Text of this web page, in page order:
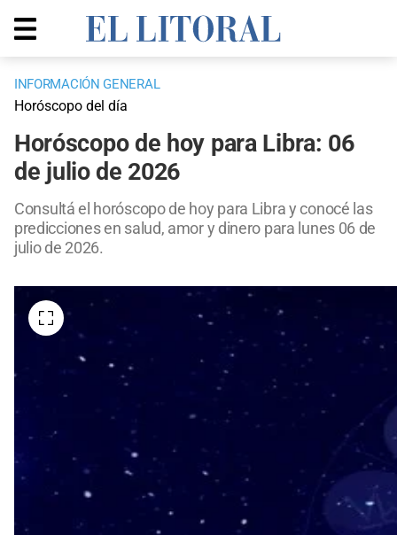
INFORMACIÓN GENERAL
Horóscopo del día
Horóscopo de hoy para Libra: 06
de julio de 2026
Consultá el horóscopo de hoy para Libra y conocé las
predicciones en salud, amor y dinero para lunes 06 de
julio de 2026.